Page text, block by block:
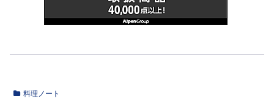
料理ノート